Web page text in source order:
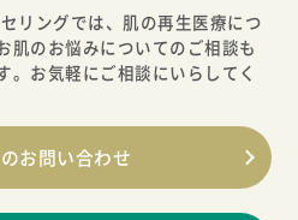
リングでは、肌の再生医療につ
肌のお悩みについてのご相談も
。お気軽にご相談にいらしてく
お問い合わせ